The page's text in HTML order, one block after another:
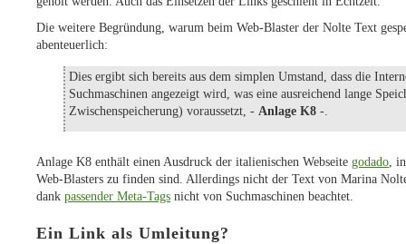
Die weitere Begründung, warum beim Web-Blaster der Nolte Text
abenteuerlich:
Dies ergibt sich bereits aus dem simplen Umstand, dass die
Suchmaschinen angezeigt wird, was eine ausreichend lange
Zwischenspeicherung) voraussetzt, - Anlage K8 -.
Anlage K8 enthält einen Ausdruck der italienischen Webseite godado,
Web-Blasters zu finden sind. Allerdings nicht der Text von Marina
dank passender Meta-Tags nicht von Suchmaschinen beachtet.
Ein Link als Umleitung?